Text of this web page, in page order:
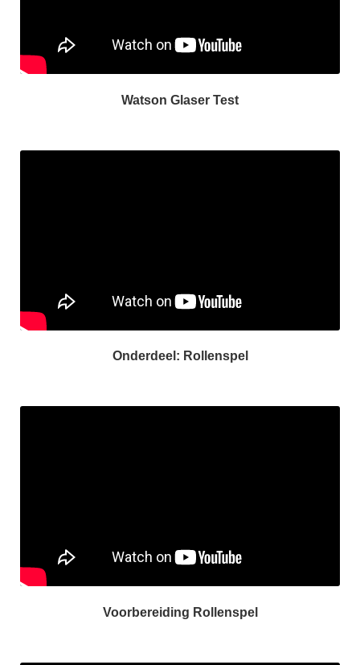
Watson Glaser Test
Onderdeel: Rollenspel
Voorbereiding Rollenspel